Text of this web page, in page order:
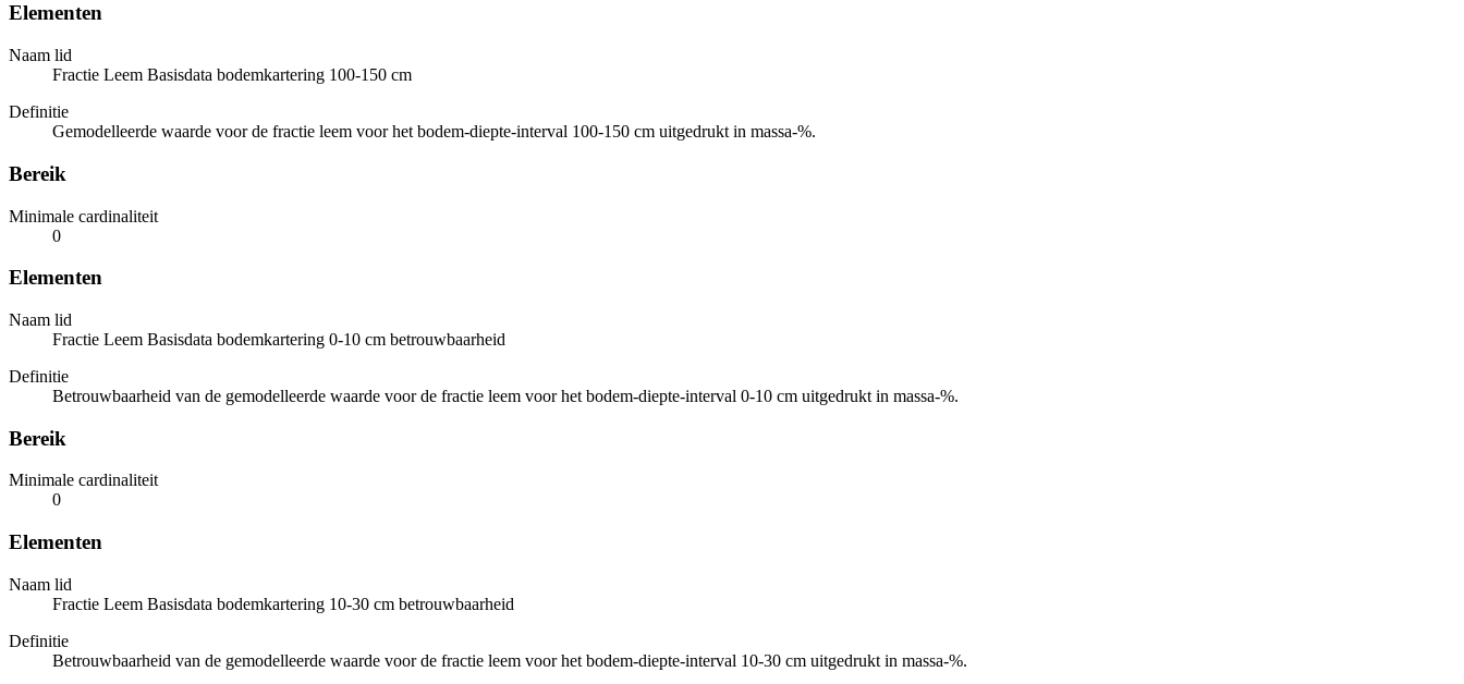
Elementen
Naam lid
Fractie Leem Basisdata bodemkartering 100-150 cm
Definitie
Gemodelleerde waarde voor de fractie leem voor het bodem-diepte-interval 100-150 cm uitgedrukt in massa-%.
Bereik
Minimale cardinaliteit
0
Elementen
Naam lid
Fractie Leem Basisdata bodemkartering 0-10 cm betrouwbaarheid
Definitie
Betrouwbaarheid van de gemodelleerde waarde voor de fractie leem voor het bodem-diepte-interval 0-10 cm uitgedrukt in massa-%.
Bereik
Minimale cardinaliteit
0
Elementen
Naam lid
Fractie Leem Basisdata bodemkartering 10-30 cm betrouwbaarheid
Definitie
Betrouwbaarheid van de gemodelleerde waarde voor de fractie leem voor het bodem-diepte-interval 10-30 cm uitgedrukt in massa-%.